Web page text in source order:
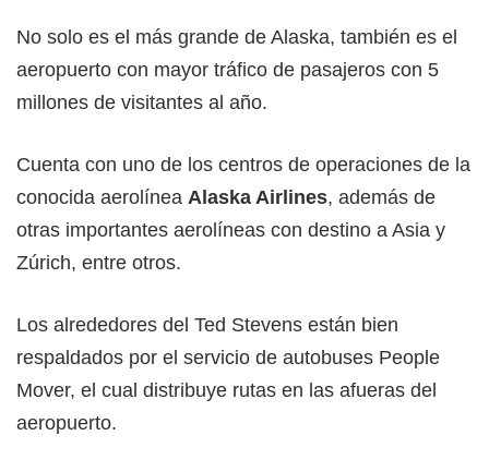
No solo es el más grande de Alaska, también es el
aeropuerto con mayor tráfico de pasajeros con 5
millones de visitantes al año.
Cuenta con uno de los centros de operaciones de la
conocida aerolínea Alaska Airlines, además de
otras importantes aerolíneas con destino a Asia y
Zúrich, entre otros.
Los alrededores del Ted Stevens están bien
respaldados por el servicio de autobuses People
Mover, el cual distribuye rutas en las afueras del
aeropuerto.